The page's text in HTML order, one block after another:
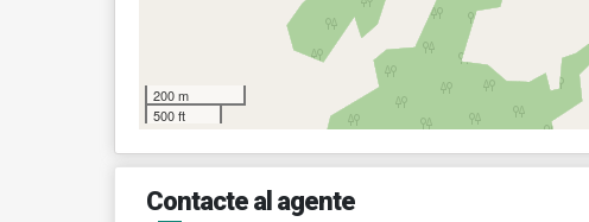
200 m
500 ft
Contacte al agente